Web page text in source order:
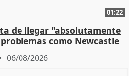
01:22
de llegar "absolutamente
como Newcastle
06/08/2026